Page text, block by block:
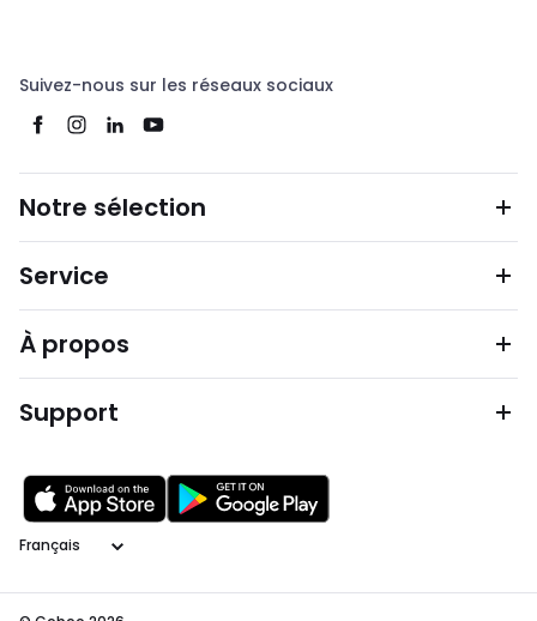
Suivez-nous sur les réseaux sociaux
Notre sélection
Service
À propos
Support
Langage